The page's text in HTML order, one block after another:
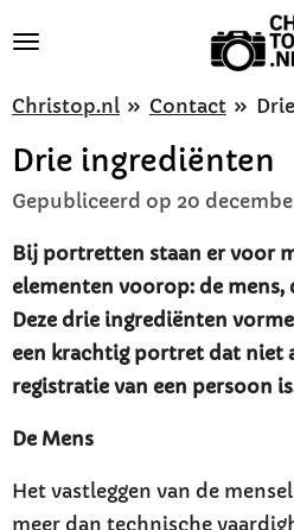
naar
hoofdinhoud
Christop.nl » Contact »
Drie ingrediënten
Gepubliceerd op 20
Bij portretten staan er voor
elementen voorop: de
Deze drie ingrediënten
een krachtig portret dat niet
registratie van een persoon
De Mens
Het vastleggen van de
meer dan technische